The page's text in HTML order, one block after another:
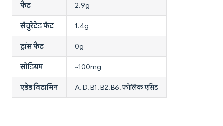
फैट 2.9g
सैचुरेटेड फैट 1.4g
ट्रांस फैट 0g
सोडियम ~100mg
एडेड विटामिन A, D, B1, B2, B6, फोलिक एसिड